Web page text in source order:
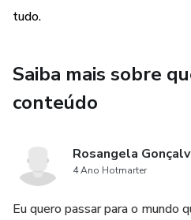
tudo.
Saiba mais sobre
conteúdo
Rosangela
4 Ano Hotmarter
Eu quero passar para o mundo